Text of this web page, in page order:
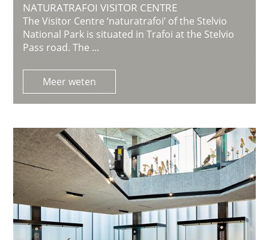
NATURATRAFOI VISITOR CENTRE
The Visitor Centre ‘naturatrafoi’ of the Stelvio
National Park is situated in Trafoi at the Stelvio
Pass road. The ...
Meer weten